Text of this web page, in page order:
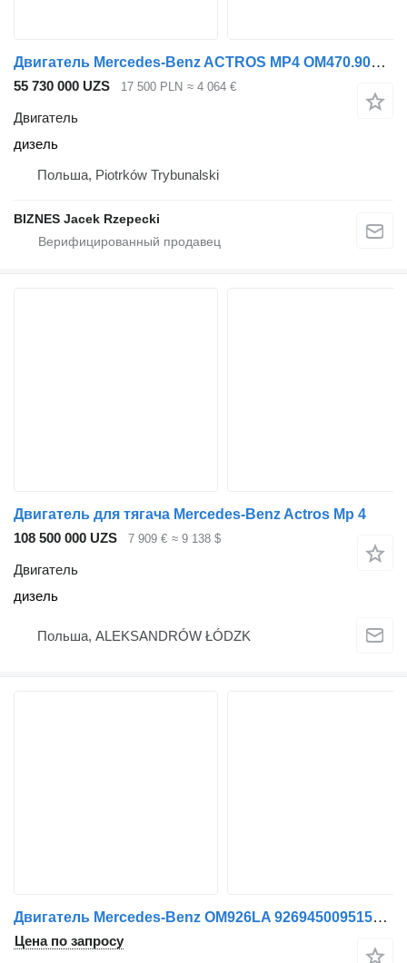
Двигатель Mercedes-Benz ACTROS MP4 OM470.906 MP4 для тягача ACTROS AXOR
55 730 000 UZS 17 500 PLN ≈ 4 064 €
Двигатель
дизель
Польша, Piotrków Trybunalski
BIZNES Jacek Rzepecki
Двигатель для тягача Mercedes-Benz Actros Mp 4
108 500 000 UZS
7 909 € ≈ 9 138 $
Двигатель
дизель
Польша, ALEKSANDRÓW ŁÓDZK
Двигатель Mercedes-Benz OM926LA 92694500951579 для грузовика
Цена по запросу